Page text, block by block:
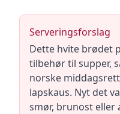
Serveringsforslag
Dette hvite brødet
tilbehør til supper,
norske
lapskaus. Nyt det
smør, brunost eller